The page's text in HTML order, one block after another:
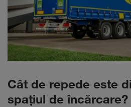
Cât de repede este
spaţiul de încărcare?